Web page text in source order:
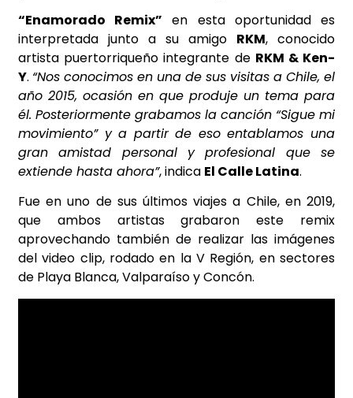
“Enamorado Remix” en esta oportunidad es
interpretada junto a su amigo RKM, conocido
artista puertorriqueño integrante de RKM & Ken-
Y. “Nos conocimos en una de sus visitas a Chile, el
año 2015, ocasión en que produje un tema para
él. Posteriormente grabamos la canción “Sigue mi
movimiento” y a partir de eso entablamos una
gran amistad personal y profesional que se
extiende hasta ahora”, indica El Calle Latina.
Fue en uno de sus últimos viajes a Chile, en 2019,
que ambos artistas grabaron este remix
aprovechando también de realizar las imágenes
del video clip, rodado en la V Región, en sectores
de Playa Blanca, Valparaíso y Concón.